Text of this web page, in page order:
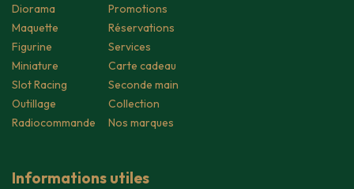
Diorama
Maquette
Figurine
Miniature
Slot Racing
Outillage
Radiocommande
Promotions
Réservations
Services
Carte cadeau
Seconde main
Collection
Nos marques
Informations utiles